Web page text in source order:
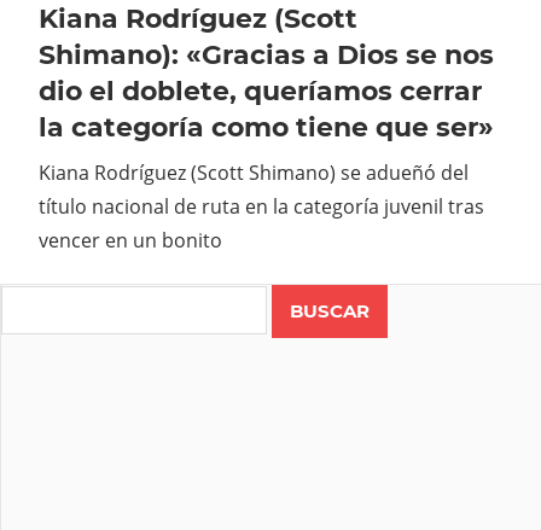
Kiana Rodríguez (Scott
Shimano): «Gracias a Dios se nos
dio el doblete, queríamos cerrar
la categoría como tiene que ser»
Kiana Rodríguez (Scott Shimano) se adueñó del
título nacional de ruta en la categoría juvenil tras
vencer en un bonito